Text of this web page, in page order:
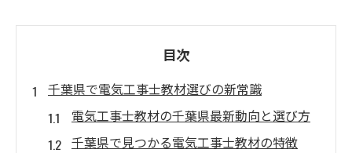
目次
千葉県で電気工事士教材選びの新常識
電気工事士教材の千葉県最新動向と選び方
千葉県で見つかる電気工事士教材の特徴